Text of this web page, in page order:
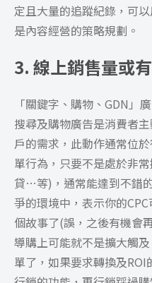
定且大量的追蹤紀錄，可
是內容經營的策略規劃。
3. 線上銷售量或
「關鍵字、購物、GDN」
搜尋及購物廣告是消費者
戶的需求，此動作通常位
單行為，只要不是處於非
貸…等)，通常能達到不錯
爭的環境中，表示你的
個故事了(誤，之後有機會
導購上可能就不是擴大觸
單了，如果要求轉換及